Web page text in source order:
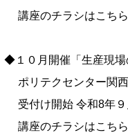
のチラシはこちら
０月開催「生産現場
テクセンター関西
け開始 令和8年９
のチラシはこちら